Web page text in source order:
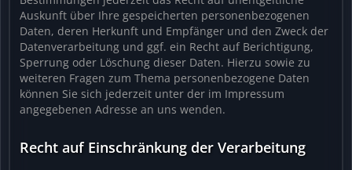
Auskunft über Ihre gespeicherten personenbezogenen
Daten, deren Herkunft und Empfänger und den Zweck der
Datenverarbeitung und ggf. ein Recht auf Berichtigung,
Sperrung oder Löschung dieser Daten. Hierzu sowie zu
weiteren Fragen zum Thema personenbezogene Daten
können Sie sich jederzeit unter der im Impressum
angegebenen Adresse an uns wenden.
Recht auf Einschränkung der Verarbeitung